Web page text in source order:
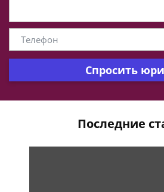
Спросить
Последние